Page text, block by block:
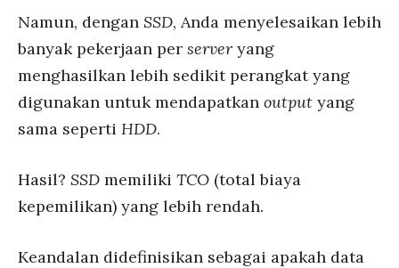
Namun, dengan SSD, Anda menyelesaikan lebih
banyak pekerjaan per server yang
menghasilkan lebih sedikit perangkat yang
digunakan untuk mendapatkan output yang
sama seperti HDD.
Hasil? SSD memiliki TCO (total biaya
kepemilikan) yang lebih rendah.
Keandalan didefinisikan sebagai apakah data